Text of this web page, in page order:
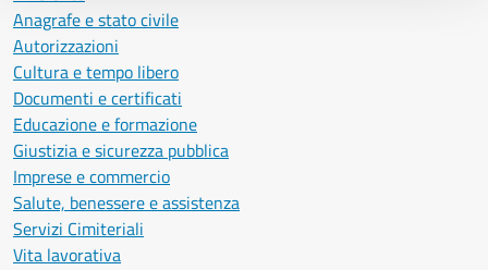
Anagrafe e stato civile
Autorizzazioni
Cultura e tempo libero
Documenti e certificati
Educazione e formazione
Giustizia e sicurezza pubblica
Imprese e commercio
Salute, benessere e assistenza
Servizi Cimiteriali
Vita lavorativa